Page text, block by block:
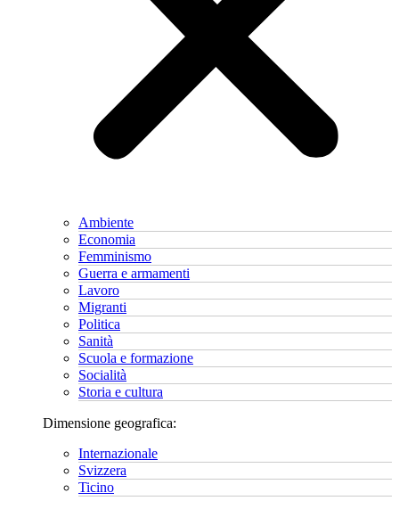
Ambiente
Economia
Femminismo
Guerra e armamenti
Lavoro
Migranti
Politica
Sanità
Scuola e formazione
Socialità
Storia e cultura
Dimensione geografica:
Internazionale
Svizzera
Ticino